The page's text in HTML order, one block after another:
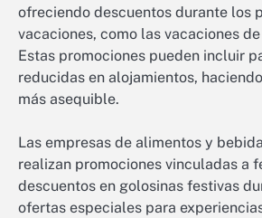
ofreciendo descuentos durante los
vacaciones, como las vacaciones
Estas promociones pueden incluir
reducidas en alojamientos,
más asequible.
Las empresas de alimentos y
realizan promociones vinculadas a
descuentos en golosinas festivas
ofertas especiales para